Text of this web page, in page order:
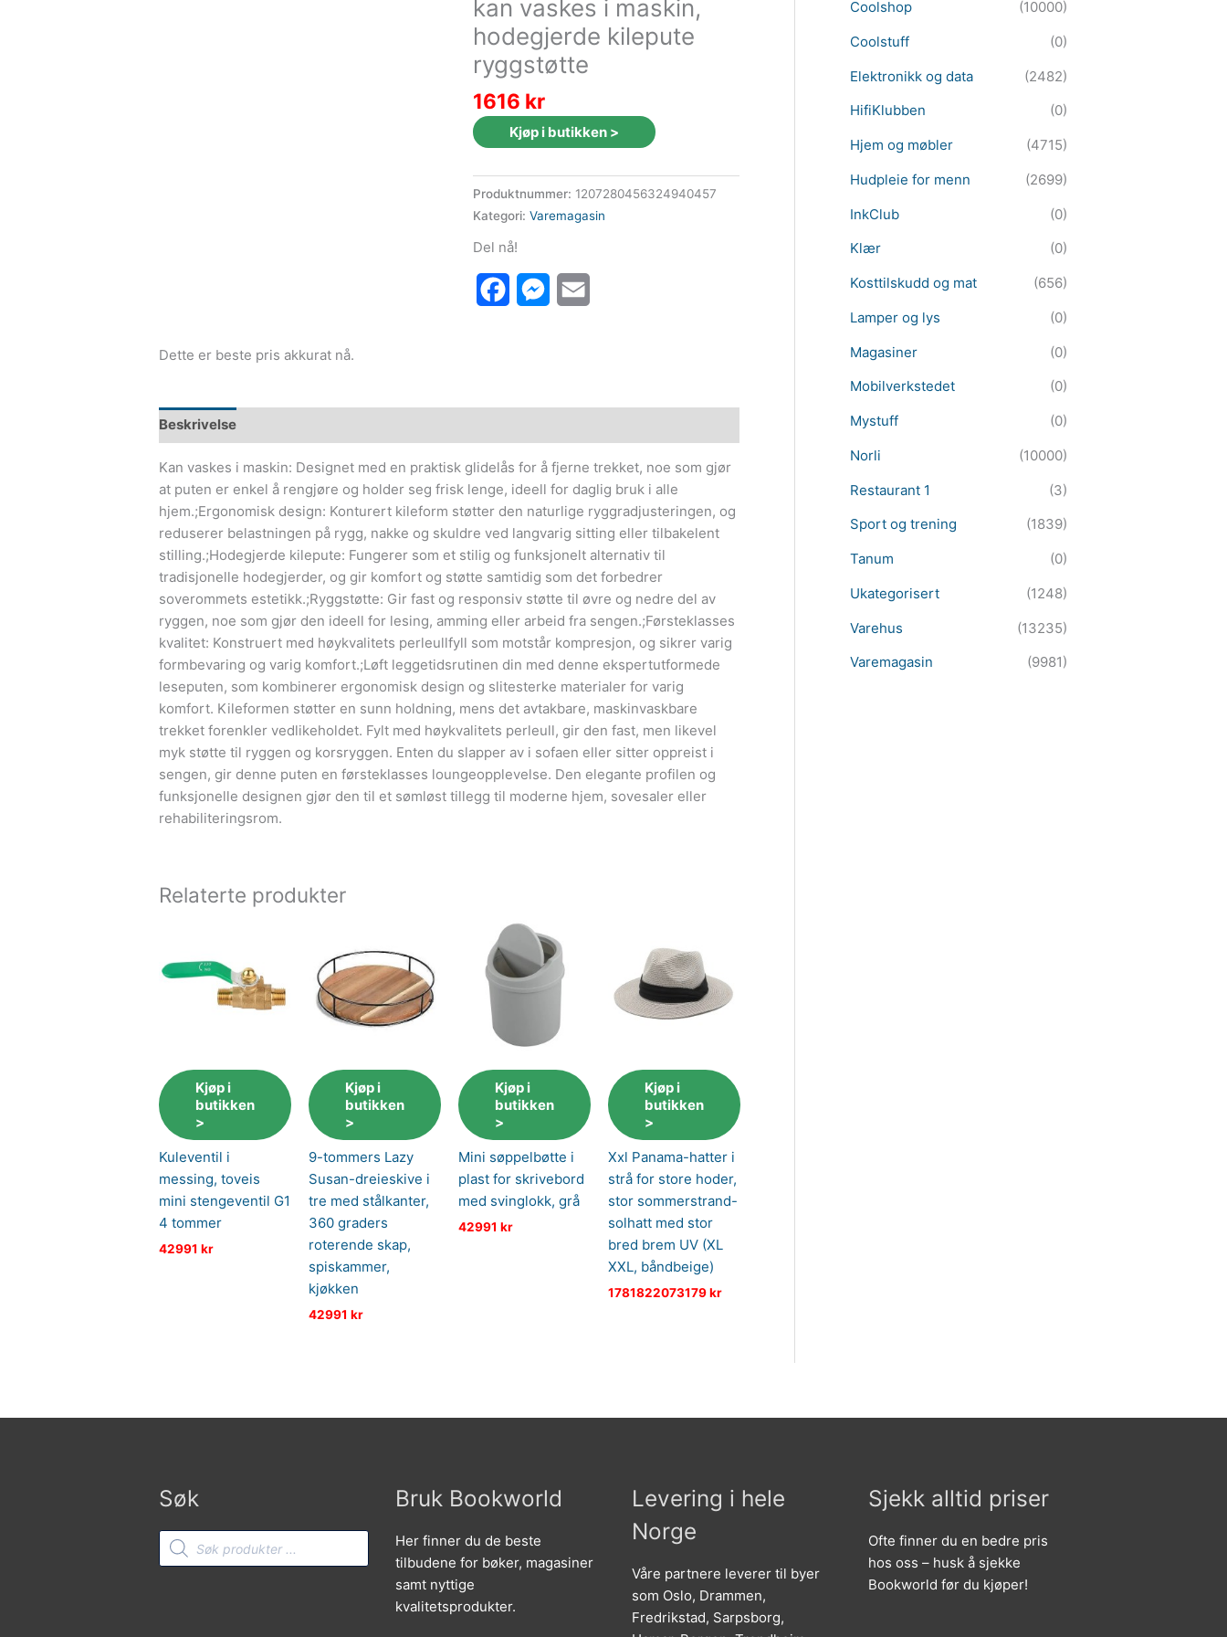
kan vaskes i maskin,
hodegjerde kilepute
ryggstøtte
1616 kr
Kjøp i butikken >
Produktnummer: 1207280456324940457
Kategori: Varemagasin
Del nå!
FacebookMessenger
Dette er beste pris akkurat nå.
Beskrivelse
Kan vaskes i maskin: Designet med en praktisk glidelås for å fjerne trekket, noe som gjør
at puten er enkel å rengjøre og holder seg frisk lenge, ideell for daglig bruk i alle
hjem.;Ergonomisk design: Konturert kileform støtter den naturlige ryggradjusteringen, og
reduserer belastningen på rygg, nakke og skuldre ved langvarig sitting eller tilbakelent
stilling.;Hodegjerde kilepute: Fungerer som et stilig og funksjonelt alternativ til
tradisjonelle hodegjerder, og gir komfort og støtte samtidig som det forbedrer
soverommets estetikk.;Ryggstøtte: Gir fast og responsiv støtte til øvre og nedre del av
ryggen, noe som gjør den ideell for lesing, amming eller arbeid fra sengen.;Førsteklasses
kvalitet: Konstruert med høykvalitets perleullfyll som motstår kompresjon, og sikrer varig
formbevaring og varig komfort.;Løft leggetidsrutinen din med denne ekspertutformede
leseputen, som kombinerer ergonomisk design og slitesterke materialer for varig
komfort. Kileformen støtter en sunn holdning, mens det avtakbare, maskinvaskbare
trekket forenkler vedlikeholdet. Fylt med høykvalitets perleull, gir den fast, men likevel
myk støtte til ryggen og korsryggen. Enten du slapper av i sofaen eller sitter oppreist i
sengen, gir denne puten en førsteklasses loungeopplevelse. Den elegante profilen og
funksjonelle designen gjør den til et sømløst tillegg til moderne hjem, sovesaler eller
rehabiliteringsrom.
Relaterte produkter
Kjøp i
butikken
>
Kuleventil i
messing, toveis
mini stengeventil G1
4 tommer
42991 kr
Kjøp i
butikken
>
9-tommers Lazy
Susan-dreieskive i
tre med stålkanter,
360 graders
roterende skap,
spiskammer,
kjøkken
42991kr
Kjøp i
butikken
>
Mini søppelbøtte i
plast for skrivebord
med svinglokk, grå
42991kr
Kjøp i
butikken
>
Xxl Panama-hatter i
strå for store hoder,
stor sommerstrand-
solhatt med stor
bred brem UV (XL
XXL, båndbeige)
1781822073179kr
Coolshop
(10000)
Coolstuff
(0)
Elektronikk og data
(2482)
HifiKlubben
(0)
Hjem og møbler
(4715)
Hudpleie for menn
(2699)
InkClub
(0)
Klær
(0)
Kosttilskudd og mat
(656)
Lamper og lys
(0)
Magasiner
(0)
Mobilverkstedet
(0)
Mystuff
(0)
Norli
(10000)
Restaurant 1
(3)
Sport og trening
(1839)
Tanum
(0)
Ukategorisert
(1248)
Varehus
(13235)
Varemagasin
(9981)
Søk
Products
search
Bruk Bookworld
Her finner du de beste
tilbudene for bøker, magasiner
samt nyttige
kvalitetsprodukter.
Levering i hele
Norge
Våre partnere leverer til byer
som Oslo, Drammen,
Fredrikstad, Sarpsborg,
Sjekk alltid priser
Ofte finner du en bedre pris
hos oss – husk å sjekke
Bookworld før du kjøper!